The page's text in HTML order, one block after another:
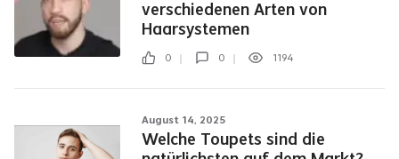
verschiedenen Arten von
Haarsystemen
0 0 1194
August 14, 2025
Welche Toupets sind die